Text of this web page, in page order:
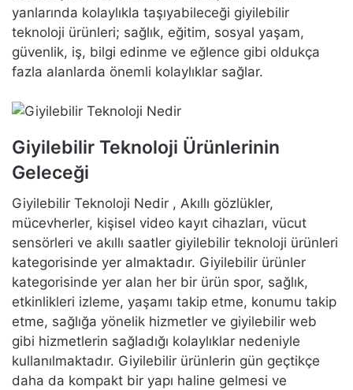
yanlarında kolaylıkla taşıyabileceği giyilebilir
teknoloji ürünleri; sağlık, eğitim, sosyal yaşam,
güvenlik, iş, bilgi edinme ve eğlence gibi oldukça
fazla alanlarda önemli kolaylıklar sağlar.
Giyilebilir Teknoloji Ürünlerinin
Geleceği
Giyilebilir Teknoloji Nedir , Akıllı gözlükler,
mücevherler, kişisel video kayıt cihazları, vücut
sensörleri ve akıllı saatler giyilebilir teknoloji ürünleri
kategorisinde yer almaktadır. Giyilebilir ürünler
kategorisinde yer alan her bir ürün spor, sağlık,
etkinlikleri izleme, yaşamı takip etme, konumu takip
etme, sağlığa yönelik hizmetler ve giyilebilir web
gibi hizmetlerin sağladığı kolaylıklar nedeniyle
kullanılmaktadır. Giyilebilir ürünlerin gün geçtikçe
daha da kompakt bir yapı haline gelmesi ve